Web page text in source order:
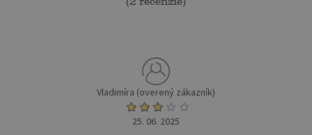
Vladimíra (overený zákazník)
25. 06. 2025